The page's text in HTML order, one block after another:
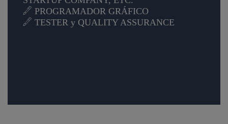
PROGRAMADOR GRÁFICO
TESTER y QUALITY ASSURANCE